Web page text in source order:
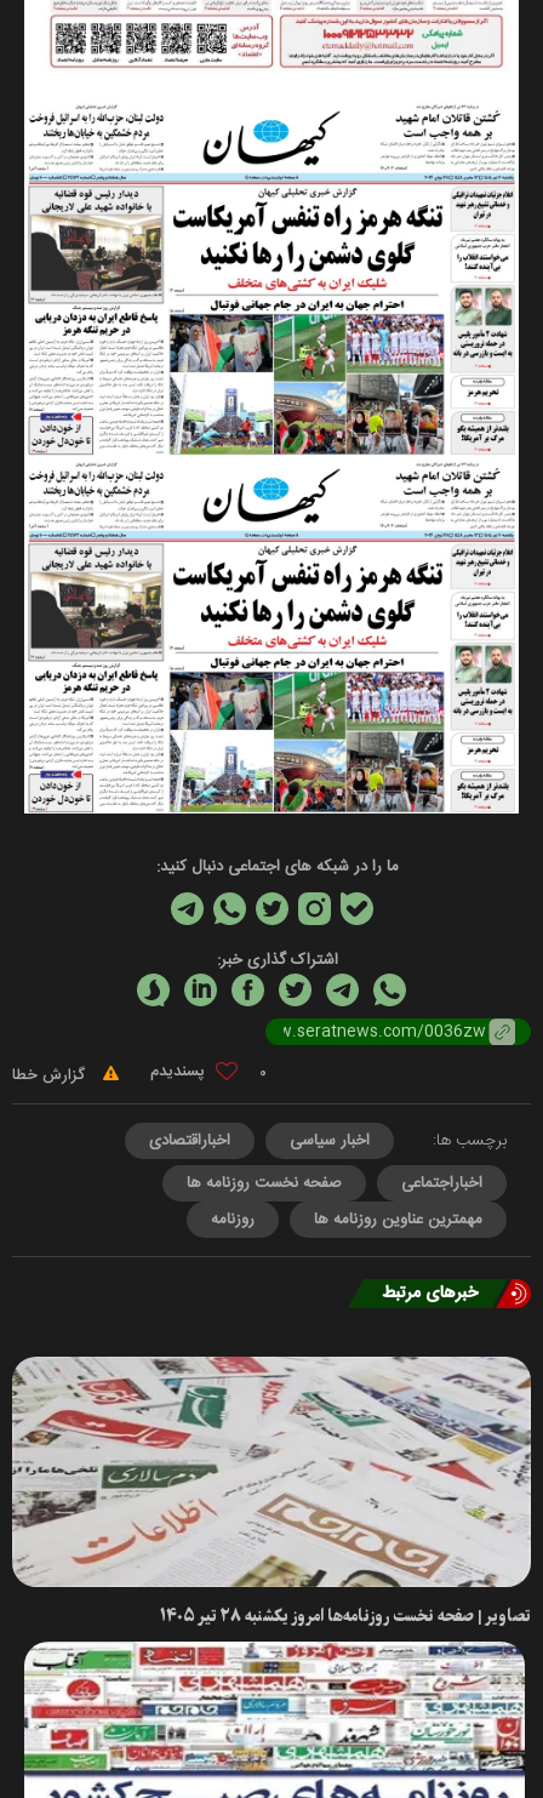
ما را در شبکه های اجتماعی دنبال کنید:
اشتراک گذاری خبر:
0 گزارش خطا
برچسب ها: اخبار سیاسی
اخباراقتصادی
اخباراجتماعی
صفحه نخست روزنامه ها
مهمترین عناوین روزنامه ها
روزنامه
خبرهای مرتبط
تصاویر | صفحه نخست روزنامه‌ها امروز یکشنبه ۲۸ تیر ۱۴۰۵